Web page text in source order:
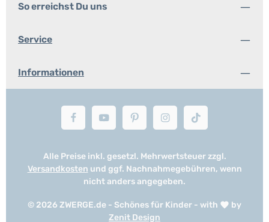
So erreichst Du uns
Service
Informationen
© 2026 ZWERGE.de - Schönes für Kinder - with
by
Zenit Design
Alle Preise inkl. gesetzl. Mehrwertsteuer zzgl.
Versandkosten und ggf. Nachnahmegebühren, wenn
nicht anders angegeben.